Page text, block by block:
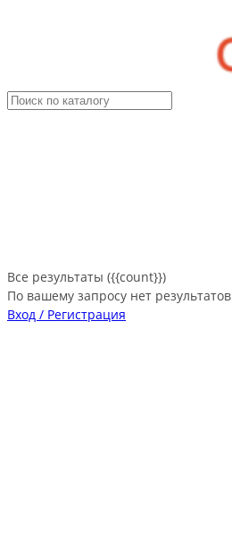
Все результаты ({{count}})
По вашему запросу нет результатов
Вход / Регистрация